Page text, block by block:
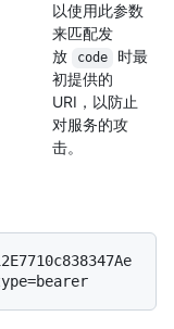
以使用此参数
来匹配发
放
code
时最
初提供的
URI，以防止
对服务的攻
击。